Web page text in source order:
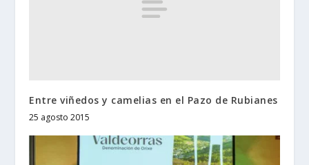
Entre viñedos y camelias en el Pazo de Rubianes
25 agosto 2015